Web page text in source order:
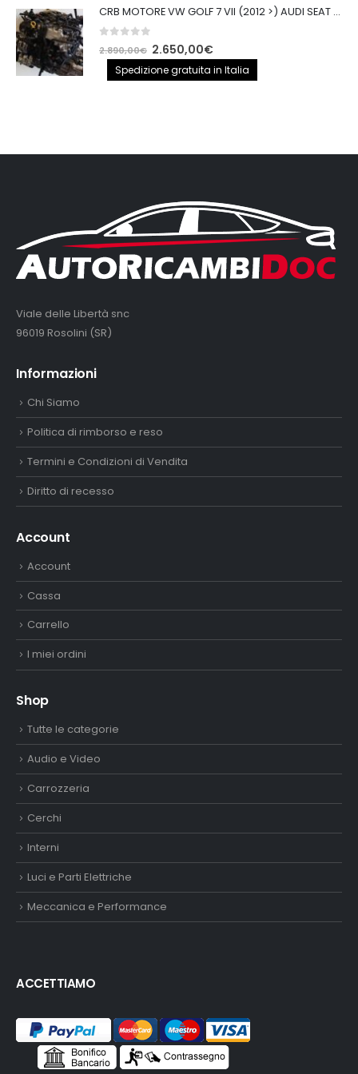
CRB MOTORE VW GOLF 7 VII (2012 >) AUDI SEAT 2.0TDI 150CV CRB IMPIANTO BOSCH
out of 5
2.890,00€ Il
prezzo
originale
2.650,00€Il
prezzo
attuale
Spedizione gratuita in Italia
Viale delle Libertà snc
96019 Rosolini (SR)
Informazioni
Chi Siamo
Politica di rimborso e reso
Termini e Condizioni di Vendita
Diritto di recesso
Account
Account
Cassa
Carrello
I miei ordini
Shop
Tutte le categorie
Audio e Video
Carrozzeria
Cerchi
Interni
Luci e Parti Elettriche
Meccanica e Performance
ACCETTIAMO